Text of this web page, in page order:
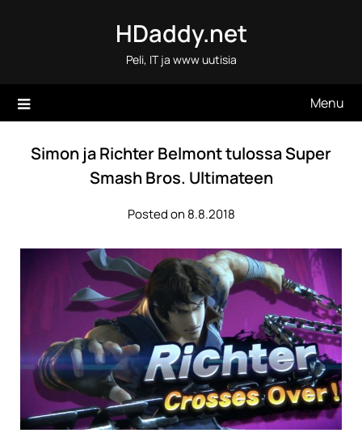
HDaddy.net
Peli, IT ja www uutisia
Menu
Simon ja Richter Belmont tulossa Super
Smash Bros. Ultimateen
Posted on 8.8.2018